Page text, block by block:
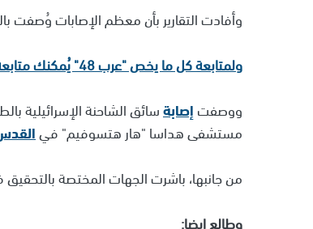
وأفادت التقارير بأن معظم الإصابات وُصفت
ولمتابعة كل ما يخص "عرب 48" يُمكنك متابعة قناتنا الإخبارية على تلجرام
ووصفتإصابةسائق الشاحنة الإسرائيلية
مستشفى هداسا "هار هتسوفيم" في
من جانبها، باشرت الجهات المختصة
وطالع ايضا: